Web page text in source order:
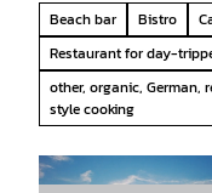
Beach bar Bistro
Restaurant for day-
other, organic, German,
style cooking